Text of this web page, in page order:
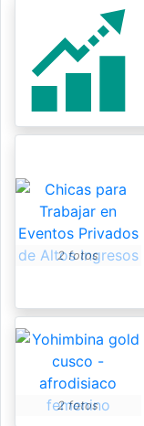
2 fotos
2 fotos